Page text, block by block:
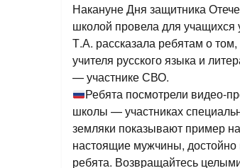
Накануне Дня защитника
школой провела для
Т.А. рассказала ребятам о
учителя русского языка и
— участнике СВО.
Ребята посмотрели видео-
школы — участниках
земляки показывают пример
настоящие мужчины,
ребята. Возвращайтесь